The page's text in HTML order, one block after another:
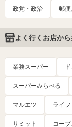
政党・政治 郵便
よく行くお店か
業務スーパー
スーパーみらべる
マルエツ ライフ
サミット コー